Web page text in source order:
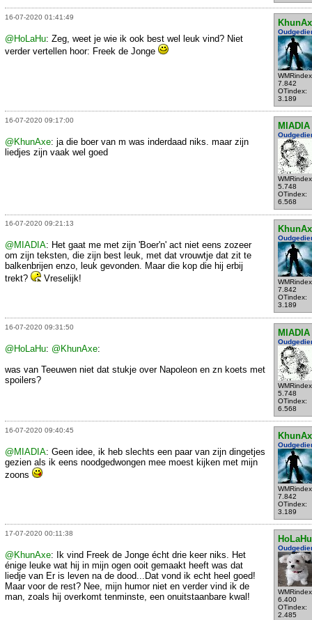
16-07-2020 01:41:49
7.842
OTindex:
3.189
@HoLaHu: Zeg, weet je wie ik ook best wel leuk vind? Niet
verder vertellen hoor: Freek de Jonge
16-07-2020 09:17:00
MIADIA
5.748
OTindex:
6.568
@KhunAxe: ja die boer van m was inderdaad niks. maar zijn
liedjes zijn vaak wel goed
16-07-2020 09:21:13
7.842
OTindex:
3.189
@MIADIA: Het gaat me met zijn 'Boer'n' act niet eens zozeer
om zijn teksten, die zijn best leuk, met dat vrouwtje dat zit te
balkenbrijen enzo, leuk gevonden. Maar die kop die hij erbij
trekt?
Vreselijk!
16-07-2020 09:31:50
MIADIA
5.748
OTindex:
6.568
@HoLaHu: @KhunAxe:
was van Teeuwen niet dat stukje over Napoleon en zn koets met
spoilers?
16-07-2020 09:40:45
7.842
OTindex:
3.189
@MIADIA: Geen idee, ik heb slechts een paar van zijn dingetjes
gezien als ik eens noodgedwongen mee moest kijken met mijn
zoons
17-07-2020 00:11:38
HoLaHu
6.400
OTindex:
2.485
@KhunAxe: Ik vind Freek de Jonge écht drie keer niks. Het
énige leuke wat hij in mijn ogen ooit gemaakt heeft was dat
liedje van Er is leven na de dood...Dat vond ik echt heel goed!
Maar voor de rest? Nee, mijn humor niet en verder vind ik de
man, zoals hij overkomt tenminste, een onuitstaanbare kwal!